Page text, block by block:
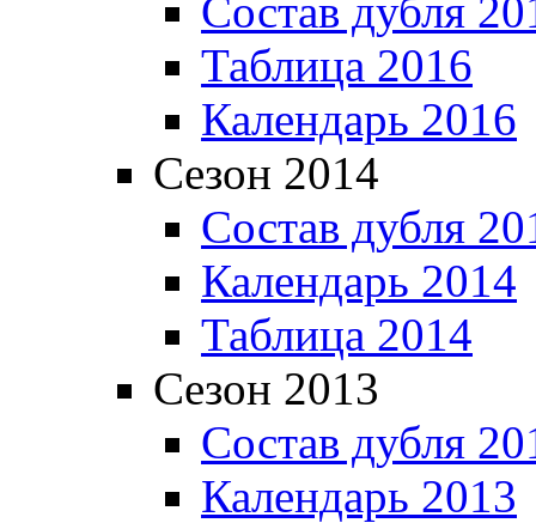
Состав дубля
Таблица 2016
Календарь 2016
Сезон 2014
Состав дубля
Календарь 2014
Таблица 2014
Сезон 2013
Состав дубля
Календарь 2013